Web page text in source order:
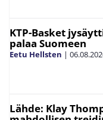
KTP-Basket
palaa Suomeen
Eetu Hellsten |
Lähde: Klay